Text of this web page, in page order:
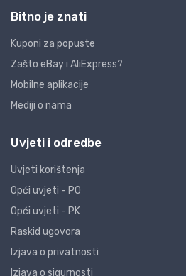
Bitno je znati
Kuponi za popuste
Zašto eBay i AliExpress?
Mobilne aplikacije
Mediji o nama
Uvjeti i odredbe
Uvjeti korištenja
Opći uvjeti - PO
Opći uvjeti - PK
Raskid ugovora
Izjava o privatnosti
Izjava o sigurnosti